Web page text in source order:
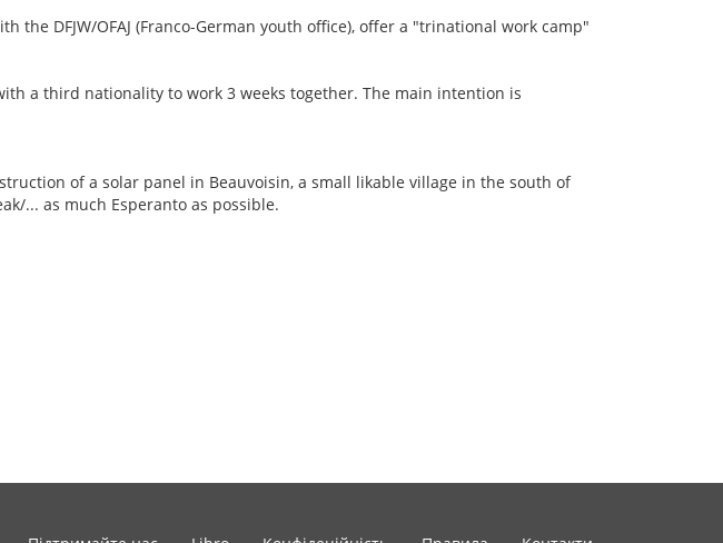
the DFJW/OFAJ (Franco-German youth office), offer a "trinational work camp"
a third nationality to work 3 weeks together. The main intention is
of a solar panel in Beauvoisin, a small likable village in the south of
... as much Esperanto as possible.